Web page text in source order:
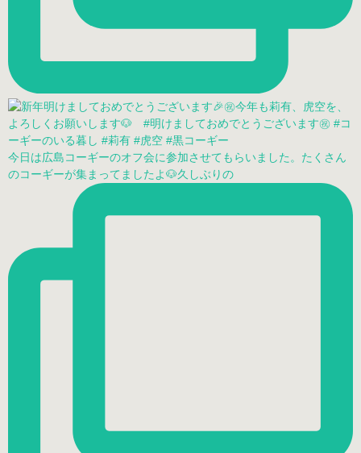
今日は広島コーギーのオフ会に参加させてもらいました。たくさん
のコーギーが集まってましたよ🐶久しぶりの